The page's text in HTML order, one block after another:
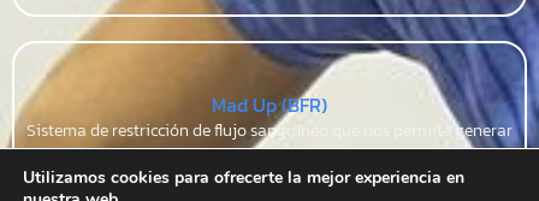
Mad Up (BFR)
Sistema de restricción de flujo sanguíneo que nos permite generar
mayor hipertrofia muscular con cargas muy bajas.
_____________________ Nuestro equipo Mad Up, además, nos
Utilizamos cookies para ofrecerte la mejor experiencia en